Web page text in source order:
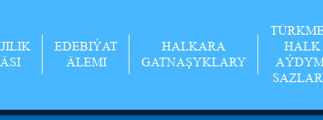
EDEBIÝAT
ÄLEMI
HALKARA
GATNAŞYKLARY
HALK